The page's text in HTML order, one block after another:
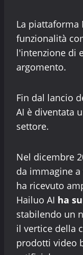
La piattaforma
funzionalità
l'intenzione di
argomento.
Fin dal lancio
AI è diventata
settore.
Nel dicembre
da immagine
ha ricevuto
Hailuo AI ha
stabilendo un
il vertice della
prodotti video